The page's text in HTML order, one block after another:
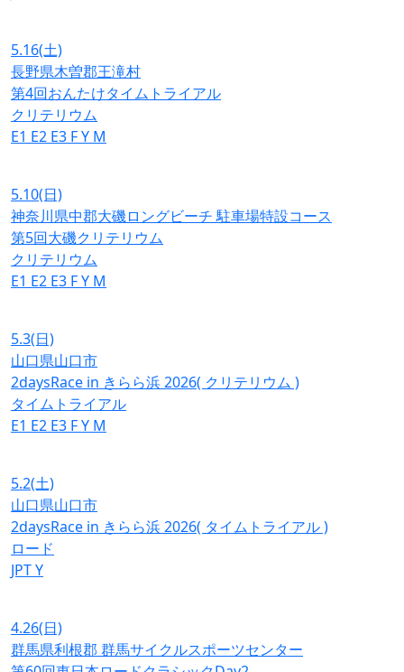
5.16(土)
長野県木曽郡王滝村
第4回おんたけタイムトライアル
クリテリウム
E1 E2 E3 FY M
5.10(日)
神奈川県中郡大磯ロングビーチ 駐車場特設コース
第5回大磯クリテリウム
クリテリウム
E1 E2 E3 FY M
5.3(日)
山口県山口市
2daysRace in きらら浜 2026( クリテリウム )
タイムトライアル
E1 E2 E3 FY M
5.2(土)
山口県山口市
2daysRace in きらら浜 2026( タイムトライアル )
ロード
JPTY
4.26(日)
群馬県利根郡 群馬サイクルスポーツセンター